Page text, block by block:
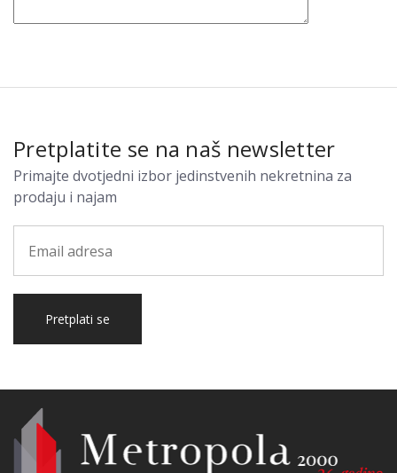
Pretplatite se na naš newsletter
Primajte dvotjedni izbor jedinstvenih nekretnina za
prodaju i najam
Pretplati se